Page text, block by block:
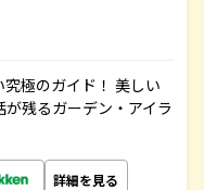
極のガイド！ 美しい
残るガーデン・アイラ
詳細を見る